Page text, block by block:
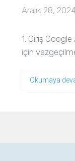
Aralık 28,
1. Giriş
için
Okumaya